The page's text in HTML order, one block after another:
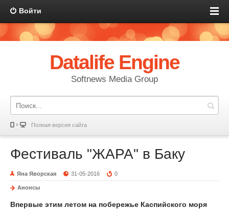
Войти
Datalife Engine
Softnews Media Group
Полная версия сайта
Фестиваль "ЖАРА" в Баку
Яна Яворская 31-05-2016 0
Анонсы
Впервые этим летом на побережье Каспийского моря